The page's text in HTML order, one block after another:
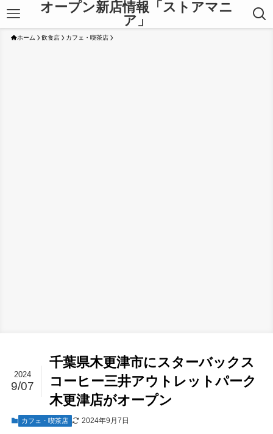
オープン新店情報「ストアマニ
ア」
ホーム 飲食店 カフェ・喫茶店
千葉県木更津市にスターバックス
コーヒー三井アウトレットパーク
木更津店がオープン
2024
9/07
カフェ・喫茶店 2024年9月7日